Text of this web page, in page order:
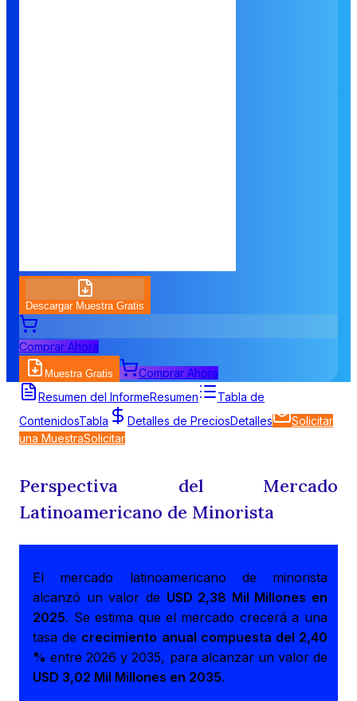
Descargar Muestra Gratis
Comprar Ahora
Muestra Gratis
Comprar Ahora
Resumen del InformeResumen
Tabla de
ContenidosTabla Detalles de PreciosDetalles
Solicitar
una MuestraSolicitar
Perspectiva del Mercado
Latinoamericano de Minorista
El mercado latinoamericano de minorista
alcanzó un valor de USD 2,38 Mil Millones en
2025. Se estima que el mercado crecerá a una
tasa de crecimiento anual compuesta del 2,40
% entre 2026 y 2035, para alcanzar un valor de
USD 3,02 Mil Millones en 2035.